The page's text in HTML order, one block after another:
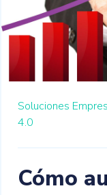
Soluciones
4.0
Cómo